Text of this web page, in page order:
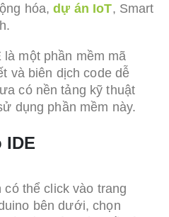
hóa,dự án IoT, Smart
một phần mềm mã
và biên dịch code dễ
có nền tảng kỹ thuật
dụng phần mềm này.
IDE
thể click vào trang
bên dưới, chọn